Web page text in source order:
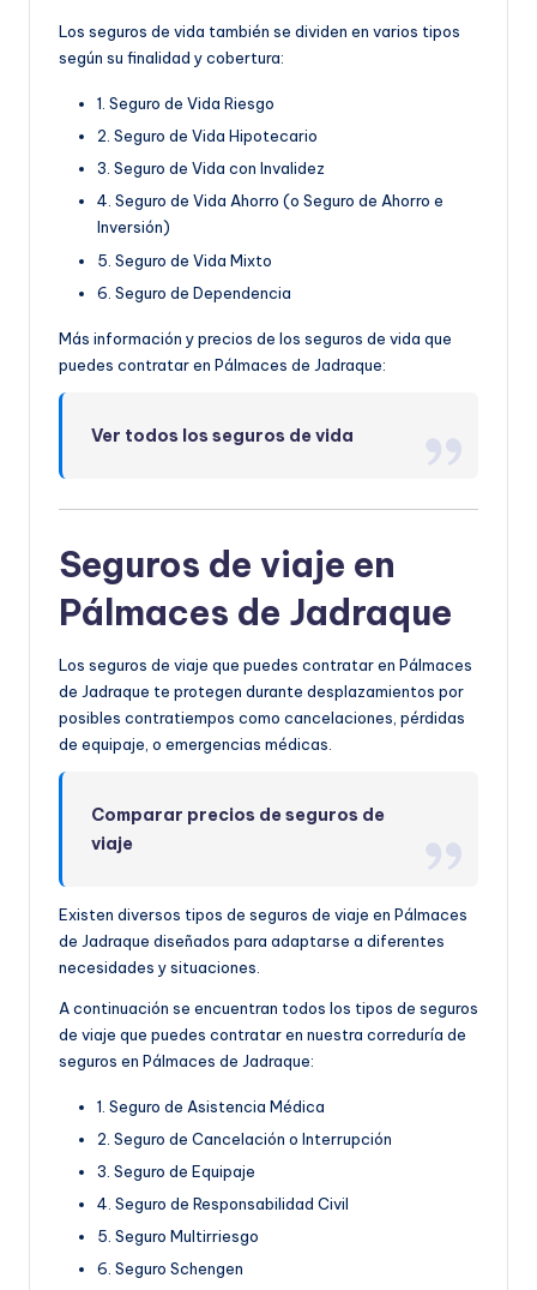
Los seguros de vida también se dividen en varios tipos
según su finalidad y cobertura:
1. Seguro de Vida Riesgo
2. Seguro de Vida Hipotecario
3. Seguro de Vida con Invalidez
4. Seguro de Vida Ahorro (o Seguro de Ahorro e
Inversión)
5. Seguro de Vida Mixto
6. Seguro de Dependencia
Más información y precios de los seguros de vida que
puedes contratar en Pálmaces de Jadraque:
Ver todos los seguros de vida
Seguros de viaje en
Pálmaces de Jadraque
Los seguros de viaje que puedes contratar en Pálmaces
de Jadraque te protegen durante desplazamientos por
posibles contratiempos como cancelaciones, pérdidas
de equipaje, o emergencias médicas.
Comparar precios de seguros de
viaje
Existen diversos tipos de seguros de viaje en Pálmaces
de Jadraque diseñados para adaptarse a diferentes
necesidades y situaciones.
A continuación se encuentran todos los tipos de seguros
de viaje que puedes contratar en nuestra correduría de
seguros en Pálmaces de Jadraque:
1. Seguro de Asistencia Médica
2. Seguro de Cancelación o Interrupción
3. Seguro de Equipaje
4. Seguro de Responsabilidad Civil
5. Seguro Multirriesgo
6. Seguro Schengen